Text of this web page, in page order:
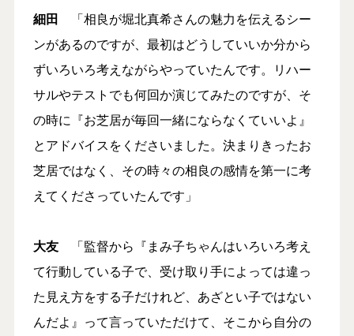
細田 「相良が堀北真希さんの魅力を伝えるシー
ンがあるのですが、最初はどうしていいか分から
ずいろいろ考えながらやっていたんです。リハー
サルやテストでも何回か演じてみたのですが、そ
の時に『お芝居が毎回一緒にならなくていいよ』
とアドバイスをくださいました。決まりきったお
芝居ではなく、その時々の相良の感情を第一に考
えてくださっていたんです」
大友「監督から『まみ子ちゃんはいろいろ考え
て行動している子で、受け取り手によっては違っ
た見え方をする子だけれど、あざとい子ではない
んだよ』って言っていただけて、そこから自分の